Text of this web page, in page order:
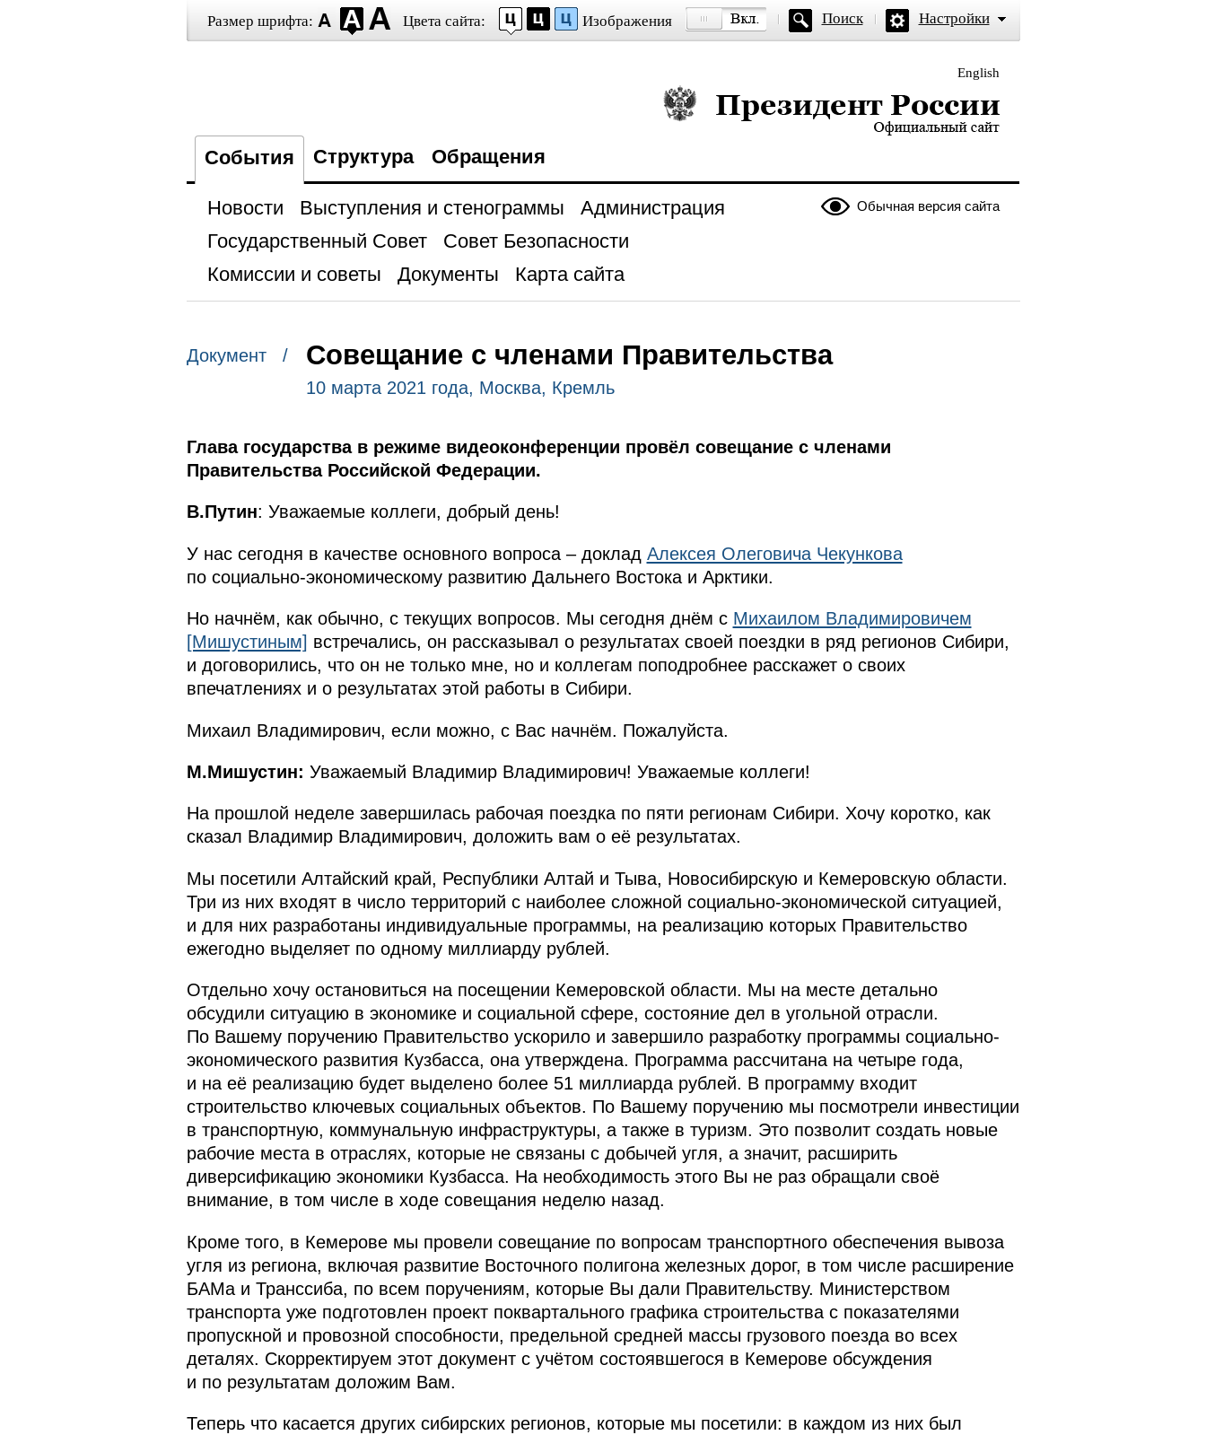
Размер шрифта: Цвета сайта: Изображения Поиск Настройки
English
Президент России — официальный сайт
События Структура Обращения
Обычная версия сайта
Новости Выступления и стенограммы
Администрация
Государственный Совет
Совет Безопасности
Комиссии и советы
Документы Карта сайта
Документ / Совещание с членами Правительства
10 марта 2021 года, Москва, Кремль
Глава государства в режиме видеоконференции провёл совещание с членами
Правительства Российской Федерации.
В.Путин: Уважаемые коллеги, добрый день!
У нас сегодня в качестве основного вопроса – доклад Алексея Олеговича Чекункова
по социально-экономическому развитию Дальнего Востока и Арктики.
Но начнём, как обычно, с текущих вопросов. Мы сегодня днём с Михаилом Владимировичем
[Мишустиным] встречались, он рассказывал о результатах своей поездки в ряд регионов Сибири,
и договорились, что он не только мне, но и коллегам поподробнее расскажет о своих
впечатлениях и о результатах этой работы в Сибири.
Михаил Владимирович, если можно, с Вас начнём. Пожалуйста.
М.Мишустин: Уважаемый Владимир Владимирович! Уважаемые коллеги!
На прошлой неделе завершилась рабочая поездка по пяти регионам Сибири. Хочу коротко, как
сказал Владимир Владимирович, доложить вам о её результатах.
Мы посетили Алтайский край, Республики Алтай и Тыва, Новосибирскую и Кемеровскую области.
Три из них входят в число территорий с наиболее сложной социально-экономической ситуацией,
и для них разработаны индивидуальные программы, на реализацию которых Правительство
ежегодно выделяет по одному миллиарду рублей.
Отдельно хочу остановиться на посещении Кемеровской области. Мы на месте детально
обсудили ситуацию в экономике и социальной сфере, состояние дел в угольной отрасли.
По Вашему поручению Правительство ускорило и завершило разработку программы социально-
экономического развития Кузбасса, она утверждена. Программа рассчитана на четыре года,
и на её реализацию будет выделено более 51 миллиарда рублей. В программу входит
строительство ключевых социальных объектов. По Вашему поручению мы посмотрели инвестиции
в транспортную, коммунальную инфраструктуры, а также в туризм. Это позволит создать новые
рабочие места в отраслях, которые не связаны с добычей угля, а значит, расширить
диверсификацию экономики Кузбасса. На необходимость этого Вы не раз обращали своё
внимание, в том числе в ходе совещания неделю назад.
Кроме того, в Кемерове мы провели совещание по вопросам транспортного обеспечения вывоза
угля из региона, включая развитие Восточного полигона железных дорог, в том числе расширение
БАМа и Транссиба, по всем поручениям, которые Вы дали Правительству. Министерством
транспорта уже подготовлен проект поквартального графика строительства с показателями
пропускной и провозной способности, предельной средней массы грузового поезда во всех
деталях. Скорректируем этот документ с учётом состоявшегося в Кемерове обсуждения
и по результатам доложим Вам.
Теперь что касается других сибирских регионов, которые мы посетили: в каждом из них был